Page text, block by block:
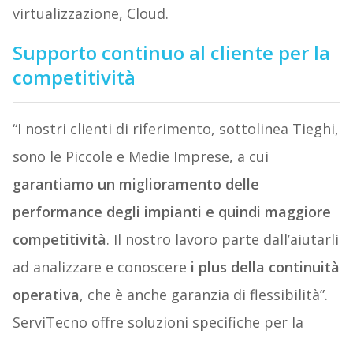
virtualizzazione, Cloud.
Supporto continuo al cliente per la
competitività
“I nostri clienti di riferimento, sottolinea Tieghi,
sono le Piccole e Medie Imprese, a cui
garantiamo un miglioramento delle
performance degli impianti e quindi maggiore
competitività. Il nostro lavoro parte dall’aiutarli
ad analizzare e conoscere i plus della continuità
operativa, che è anche garanzia di flessibilità”.
ServiTecno offre soluzioni specifiche per la